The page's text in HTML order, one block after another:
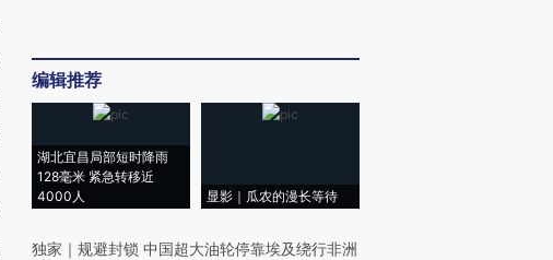
编辑推荐
湖北宜昌局部短时降雨
128毫米 紧急转移近
4000人
显影｜瓜农的漫长等待
独家 ｜ 规避封锁 中国超大油轮停靠埃及绕行非洲